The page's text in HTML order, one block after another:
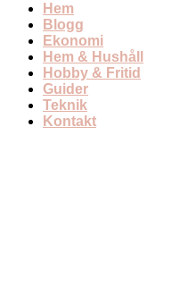
Hem
Blogg
Ekonomi
Hem & Hushåll
Hobby & Fritid
Guider
Teknik
Kontakt